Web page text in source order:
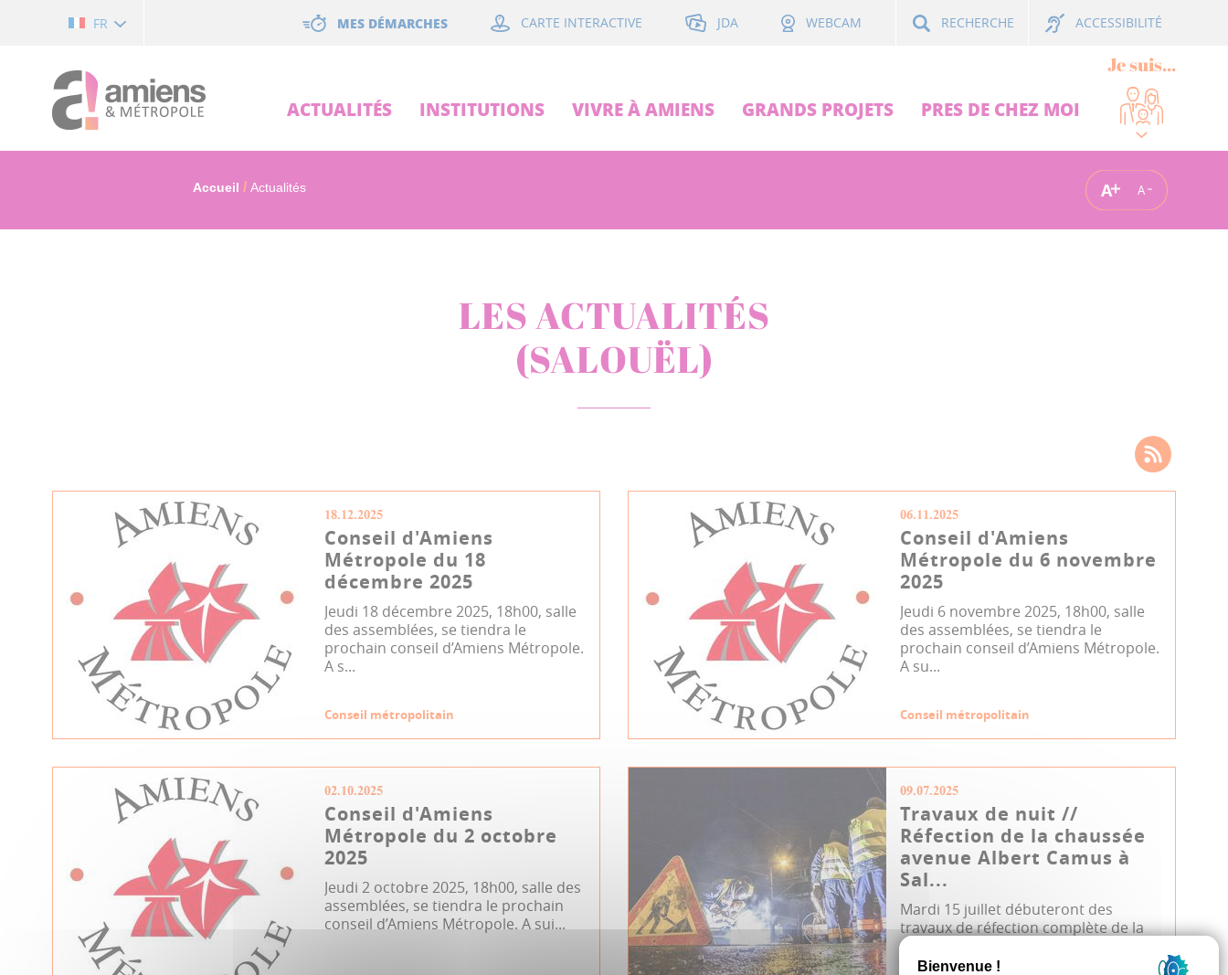
FR MES DÉMARCHES CARTE INTERACTIVE JDA WEBCAM RECHERCHE ACCESSIBILITÉ
ACTUALITÉS INSTITUTIONS VIVRE À AMIENS GRANDS PROJETS PRES DE CHEZ MOI
Je suis...
Accueil Actualités A A
LES ACTUALITÉS
(SALOUËL)
18.12.2025
Conseil d'Amiens
Métropole du 18
décembre 2025
Jeudi 18 décembre 2025, 18h00, salle
des assemblées, se tiendra le
prochain conseil d’Amiens Métropole.
A s...
Conseil métropolitain
06.11.2025
Conseil d'Amiens
Métropole du 6 novembre
2025
Jeudi 6 novembre 2025, 18h00, salle
des assemblées, se tiendra le
prochain conseil d’Amiens Métropole.
A su...
Conseil métropolitain
02.10.2025
Conseil d'Amiens
Métropole du 2 octobre
2025
Jeudi 2 octobre 2025, 18h00, salle des
assemblées, se tiendra le prochain
conseil d’Amiens Métropole. A sui...
09.07.2025
Travaux de nuit //
Réfection de la chaussée
avenue Albert Camus à
Sal...
Mardi 15 juillet débuteront des
travaux de réfection complète de la
chaussée avenue Albert Camus à
Salouël,...